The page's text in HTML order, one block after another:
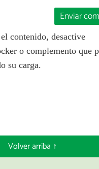
Enviar
contenido, desactive
o complemento que
su carga.
Volver arriba ↑